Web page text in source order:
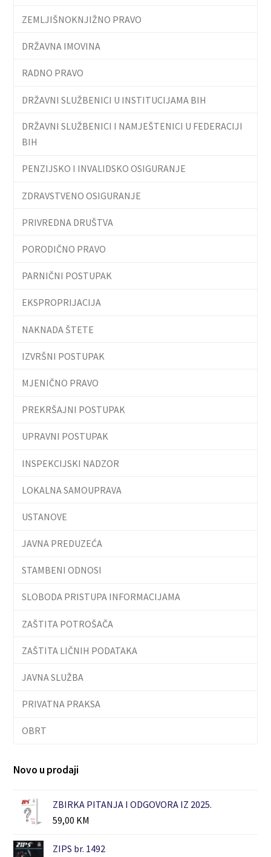
ZEMLJIŠNOKNJIŽNO PRAVO
DRŽAVNA IMOVINA
RADNO PRAVO
DRŽAVNI SLUŽBENICI U INSTITUCIJAMA BIH
DRŽAVNI SLUŽBENICI I NAMJEŠTENICI U FEDERACIJI
BIH
PENZIJSKO I INVALIDSKO OSIGURANJE
ZDRAVSTVENO OSIGURANJE
PRIVREDNA DRUŠTVA
PORODIČNO PRAVO
PARNIČNI POSTUPAK
EKSPROPRIJACIJA
NAKNADA ŠTETE
IZVRŠNI POSTUPAK
MJENIČNO PRAVO
PREKRŠAJNI POSTUPAK
UPRAVNI POSTUPAK
INSPEKCIJSKI NADZOR
LOKALNA SAMOUPRAVA
USTANOVE
JAVNA PREDUZEĆA
STAMBENI ODNOSI
SLOBODA PRISTUPA INFORMACIJAMA
ZAŠTITA POTROŠAČA
ZAŠTITA LIČNIH PODATAKA
JAVNA SLUŽBA
PRIVATNA PRAKSA
OBRT
Novo u prodaji
ZBIRKA PITANJA I ODGOVORA IZ 2025.
59,00 KM
ZIPS br. 1492